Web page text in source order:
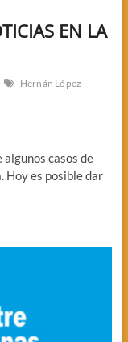
EN LA
Hernán López
casos de
Hoy es posible dar